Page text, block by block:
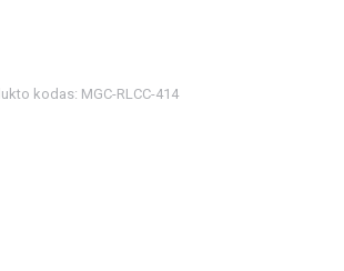
kodas: MGC-RLCC-414